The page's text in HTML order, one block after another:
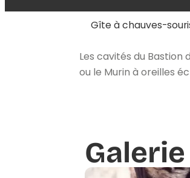
Gîte à chauves-
Les cavités du
ou le Murin à oreilles